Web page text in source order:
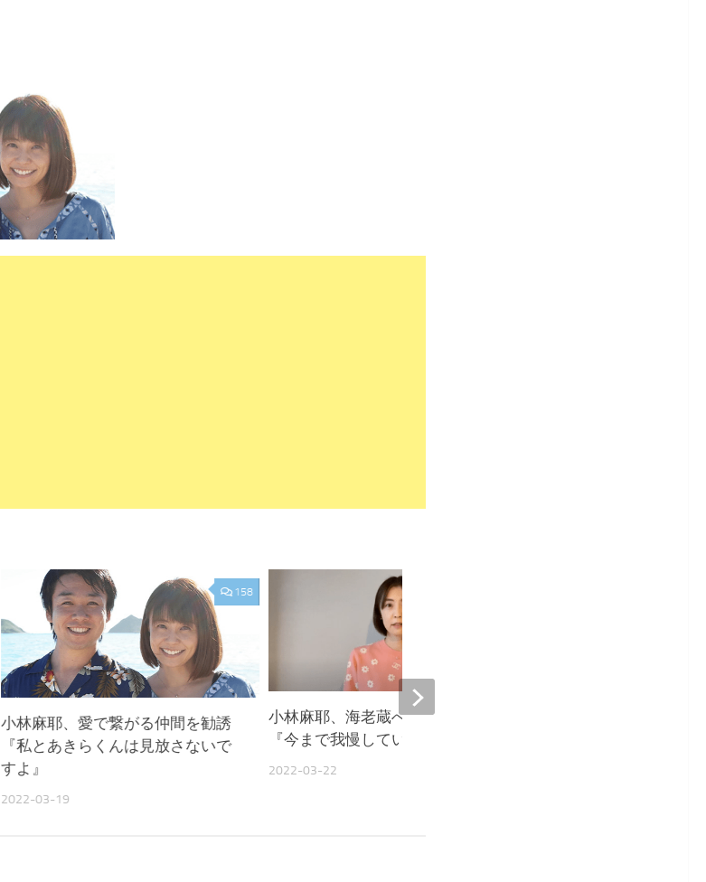
158
小林麻耶、愛で繋がる仲間を勧誘
『私とあきらくんは見放さないで
すよ』
2022-03-19
小林麻耶、海老蔵への不満を噴出
『今まで我慢していた事』
2022-03-22